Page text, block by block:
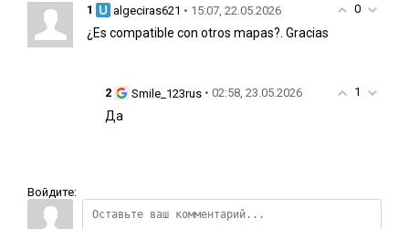
0
1 algeciras621 • 15:07, 22.05.2026
¿Es compatible con otros mapas?. Gracias
1
2 Smile_123rus • 02:58, 23.05.2026
Да
Войдите: